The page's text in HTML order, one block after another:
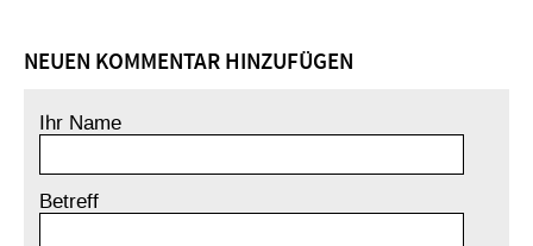
NEUEN KOMMENTAR HINZUFÜGEN
Ihr Name
Betreff